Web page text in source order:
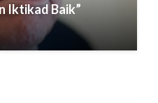
Iktikad Baik”